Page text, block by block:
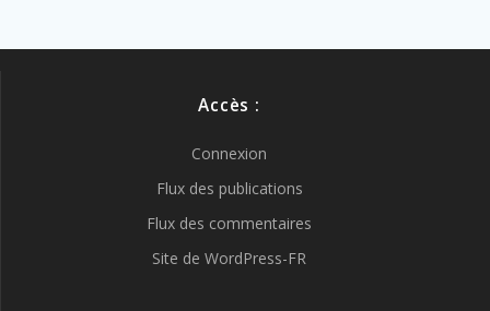
Accès :
Connexion
Flux des publications
Flux des commentaires
Site de WordPress-FR